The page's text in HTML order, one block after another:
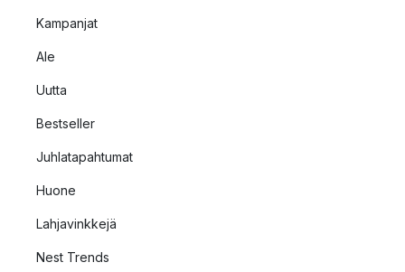
Kampanjat
Ale
Uutta
Bestseller
Juhlatapahtumat
Huone
Lahjavinkkejä
Nest Trends